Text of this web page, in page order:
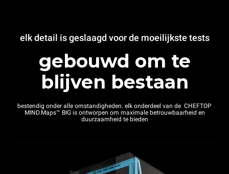
elk detail is geslaagd voor de moeilijkste tests
gebouwd om te
blijven bestaan
bestendig onder alle omstandigheden. elk onderdeel van de CHEFTOP
MIND.Maps™ BIG is ontworpen om maximale betrouwbaarheid en
duurzaamheid te bieden